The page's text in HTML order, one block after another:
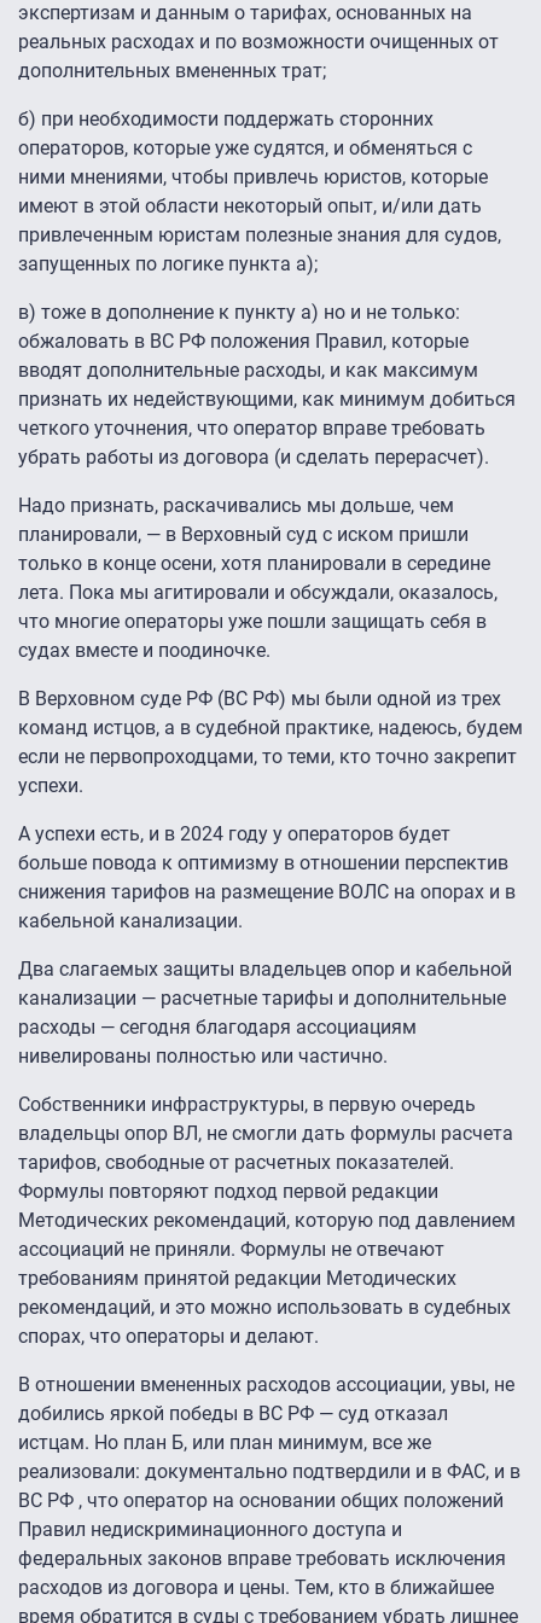
экспертизам и данным о тарифах, основанных на
реальных расходах и по возможности очищенных от
дополнительных вмененных трат;
б) при необходимости поддержать сторонних
операторов, которые уже судятся, и обменяться с
ними мнениями, чтобы привлечь юристов, которые
имеют в этой области некоторый опыт, и/или дать
привлеченным юристам полезные знания для судов,
запущенных по логике пункта а);
в) тоже в дополнение к пункту а) но и не только:
обжаловать в ВС РФ положения Правил, которые
вводят дополнительные расходы, и как максимум
признать их недействующими, как минимум добиться
четкого уточнения, что оператор вправе требовать
убрать работы из договора (и сделать перерасчет).
Надо признать, раскачивались мы дольше, чем
планировали, — в Верховный суд с иском пришли
только в конце осени, хотя планировали в середине
лета. Пока мы агитировали и обсуждали, оказалось,
что многие операторы уже пошли защищать себя в
судах вместе и поодиночке.
В Верховном суде РФ (ВС РФ) мы были одной из трех
команд истцов, а в судебной практике, надеюсь, будем
если не первопроходцами, то теми, кто точно закрепит
успехи.
А успехи есть, и в 2024 году у операторов будет
больше повода к оптимизму в отношении перспектив
снижения тарифов на размещение ВОЛС на опорах и в
кабельной канализации.
Два слагаемых защиты владельцев опор и кабельной
канализации — расчетные тарифы и дополнительные
расходы — сегодня благодаря ассоциациям
нивелированы полностью или частично.
Собственники инфраструктуры, в первую очередь
владельцы опор ВЛ, не смогли дать формулы расчета
тарифов, свободные от расчетных показателей.
Формулы повторяют подход первой редакции
Методических рекомендаций, которую под давлением
ассоциаций не приняли. Формулы не отвечают
требованиям принятой редакции Методических
рекомендаций, и это можно использовать в судебных
спорах, что операторы и делают.
В отношении вмененных расходов ассоциации, увы, не
добились яркой победы в ВС РФ — суд отказал
истцам. Но план Б, или план минимум, все же
реализовали: документально подтвердили и в ФАС, и в
ВС РФ , что оператор на основании общих положений
Правил недискриминационного доступа и
федеральных законов вправе требовать исключения
расходов из договора и цены. Тем, кто в ближайшее
время обратится в суды с требованием убрать лишнее